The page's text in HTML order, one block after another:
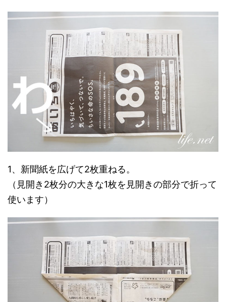
1、新聞紙を広げて2枚重ねる。
（見開き2枚分の大きな1枚を見開きの部分で折って
使います）